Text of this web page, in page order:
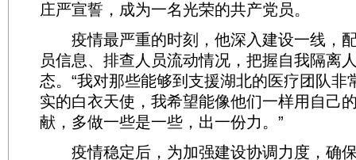
庄严宣誓，成为一名光荣的共产党员。
疫情最严重的时刻，他深入建设一线，
员信息、排查人员流动情况，把握自我隔离
态。“我对那些能够到支援湖北的医疗团队非
实的白衣天使，我希望能像他们一样用自己
献，多做一些是一些，出一份力。”
疫情稳定后，为加强建设协调力度，确